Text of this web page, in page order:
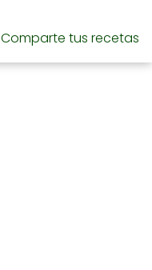
Comparte tus recetas